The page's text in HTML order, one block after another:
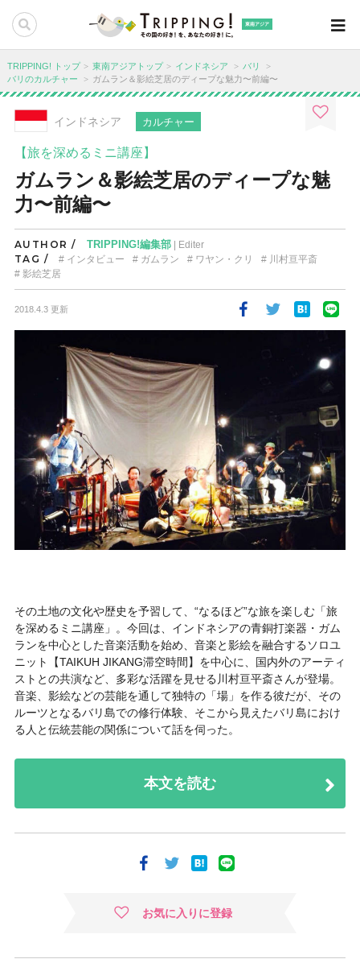
東南アジア
TRIPPING! トップ 東南アジアトップ インドネシア
バリ
バリのカルチャー
ガムラン＆影絵芝居のディープな魅力〜前編〜
インドネシア カルチャー
【旅を深めるミニ講座】
ガムラン＆影絵芝居のディープな魅
力〜前編〜
AUTHOR / TRIPPING!編集部| Editer
TAG / インタビュー ガムラン ワヤン・クリ
川村亘平斎
影絵芝居
2018.4.3 更新
その土地の文化や歴史を予習して、“なるほど”な旅を楽しむ「旅
を深めるミニ講座」。今回は、インドネシアの青銅打楽器・ガム
ランを中心とした音楽活動を始め、音楽と影絵を融合するソロユ
ニット【TAIKUH JIKANG滞空時間】を中心に、国内外のアーティ
ストとの共演など、多彩な活躍を見せる川村亘平斎さんが登場。
音楽、影絵などの芸能を通して独特の「場」を作る彼だが、その
ルーツとなるバリ島での修行体験、そこから見えたバリ島におけ
る人と伝統芸能の関係について話を伺った。
本文を読む
お気に入りに登録